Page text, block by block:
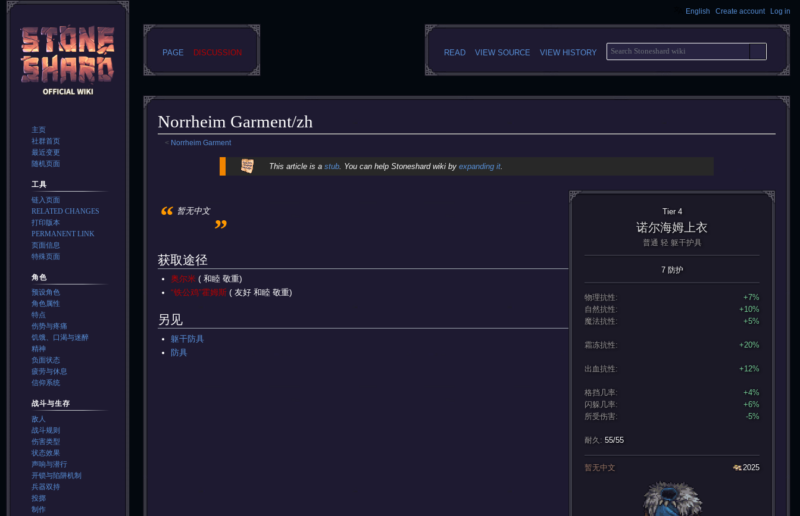
Norrheim Garment/zh
< Norrheim Garment
This article is a stub. You can help Stoneshard wiki by expanding it.
Tier 4
诺尔海姆上衣
普通 轻 躯干护具
7 防护
物理抗性:
+7%
自然抗性:
+10%
魔法抗性:
+5%
霜冻抗性: +20%
出血抗性: +12%
格挡几率:
+4%
闪躲几率:
+6%
所受伤害:
-5%
耐久: 55/55
暂无中文 2025
“ 暂无中文 „
获取途径
奥尔米 ( 和睦 敬重)
“铁公鸡”霍姆斯 ( 友好 和睦 敬重)
另见
躯干防具
防具
English Create account Log in
PAGE DISCUSSION READ VIEW SOURCE VIEW HISTORY
S
E
A
C
主页
社群首页
最近变更
随机页面
工具
链入页面
RELATED CHANGES
打印版本
PERMANENT LINK
页面信息
特殊页面
角色
预设角色
角色属性
特点
伤势与疼痛
饥饿、口渴与迷醉
精神
负面状态
疲劳与休息
信仰系统
战斗与生存
敌人
战斗规则
伤害类型
状态效果
声响与潜行
开锁与陷阱机制
兵器双持
投掷
制作